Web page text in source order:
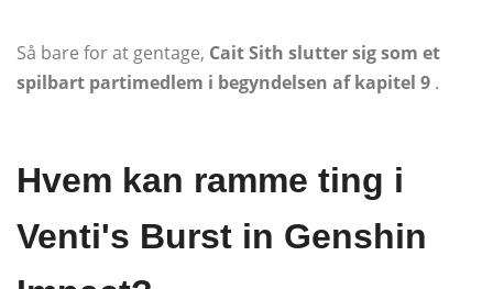
Så bare for at gentage, Cait Sith slutter sig som et
spilbart partimedlem i begyndelsen af ​​kapitel 9 .
Hvem kan ramme ting i
Venti's Burst in Genshin